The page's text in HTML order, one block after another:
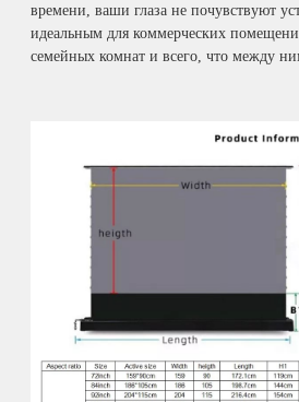
времени ваши глаза не почувствуют
идеальным для коммерческих
семейных комнат и всего что между